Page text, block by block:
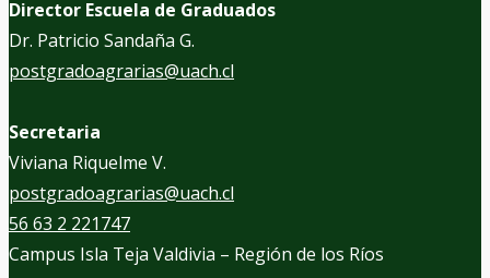
Director Escuela de Graduados
Dr. Patricio Sandaña G.
postgradoagrarias@uach.cl
Secretaria
Viviana Riquelme V.
postgradoagrarias@uach.cl
56 63 2 221747
Campus Isla Teja Valdivia – Región de los Ríos